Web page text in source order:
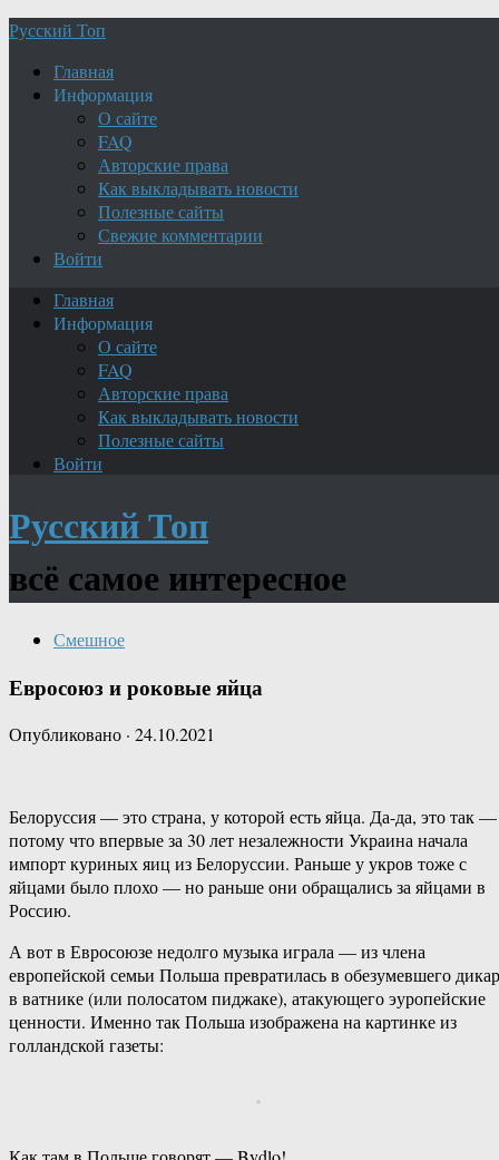
Русский Топ
Главная
Информация
О сайте
FAQ
Авторские права
Как выкладывать новости
Полезные сайты
Свежие комментарии
Войти
Главная
Информация
О сайте
FAQ
Авторские права
Как выкладывать новости
Полезные сайты
Войти
Русский Топ
всё самое интересное
Смешное
Евросоюз и роковые яйца
Опубликовано · 24.10.2021
Белоруссия — это страна, у которой есть яйца. Да-да, это так —
потому что впервые за 30 лет незалежности Украина начала
импорт куриных яиц из Белоруссии. Раньше у укров тоже с
яйцами было плохо — но раньше они обращались за яйцами в
Россию.
А вот в Евросоюзе недолго музыка играла — из члена
европейской семьи Польша превратилась в обезумевшего
в ватнике (или полосатом пиджаке), атакующего эуропейские
ценности. Именно так Польша изображена на картинке из
голландской газеты: